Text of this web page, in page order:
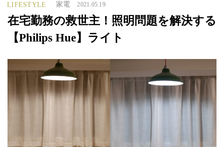
LIFESTYLE 家電 2021.05.19
在宅勤務の救世主！照明問題を解決する
【Philips Hue】ライト